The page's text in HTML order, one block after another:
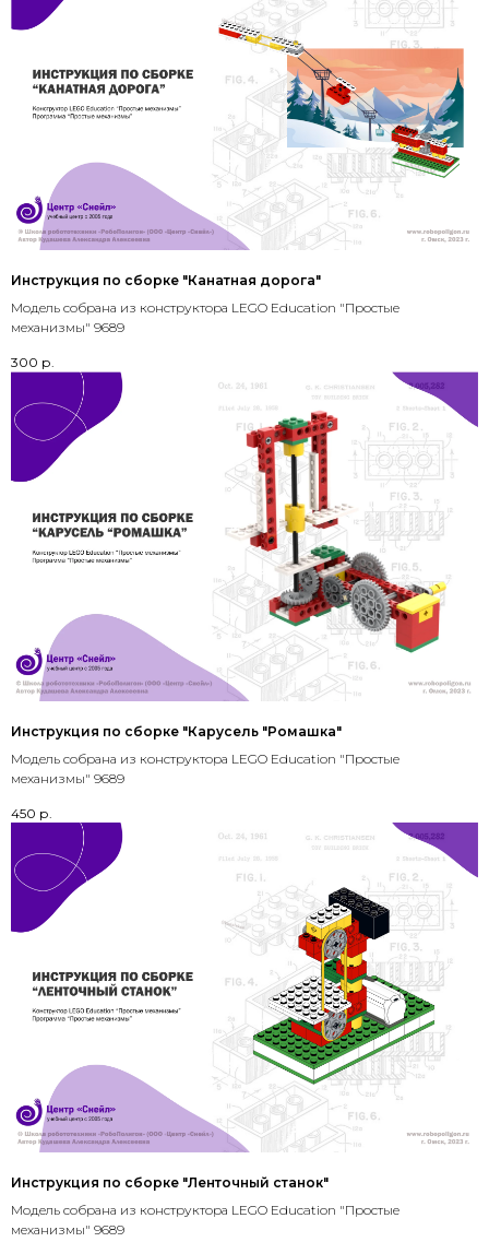
Инструкция по сборке "Канатная дорога"
Модель собрана из конструктора LEGO Education "Простые
механизмы" 9689
300 р.
Инструкция по сборке "Карусель "Ромашка"
Модель собрана из конструктора LEGO Education "Простые
механизмы" 9689
450 р.
Инструкция по сборке "Ленточный станок"
Модель собрана из конструктора LEGO Education "Простые
механизмы" 9689